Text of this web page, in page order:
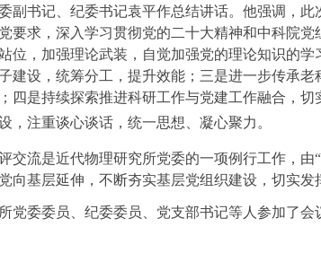
副书记、纪委书记袁平作总结讲话。他强调，此
要求，深入学习贯彻党的二十大精神和中科院
位，加强理论武装，自觉加强党的理论知识的
建设，统筹分工，提升效能；三是进一步传承
四是持续探索推进科研工作与党建工作融合，
，注重谈心谈话，统一思想、凝心聚力。
交流是近代物理研究所党委的一项例行工作，
向基层延伸，不断夯实基层党组织建设，切实发
党委委员、纪委委员、党支部书记等 人参加了会